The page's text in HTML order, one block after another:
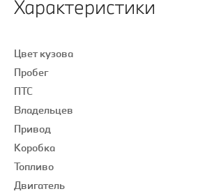
Характеристики
Цвет кузова
Пробег
ПТС
Владельцев
Привод
Коробка
Топливо
Двигатель